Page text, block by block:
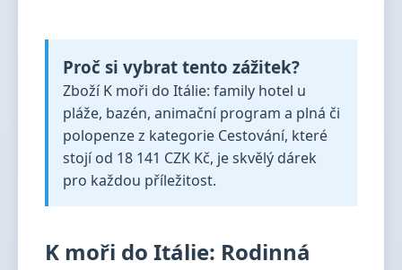
Proč si vybrat tento zážitek?
Zboží K moři do Itálie: family hotel u
pláže, bazén, animační program a plná či
polopenze z kategorie Cestování, které
stojí od 18 141 CZK Kč, je skvělý dárek
pro každou příležitost.
K moři do Itálie: Rodinná